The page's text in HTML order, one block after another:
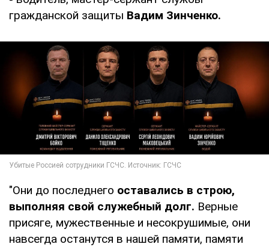
гражданской защиты Вадим Зинченко.
"Они до последнего оставались в строю,
выполняя свой служебный долг. Верные
присяге, мужественные и несокрушимые, они
навсегда останутся в нашей памяти, памяти